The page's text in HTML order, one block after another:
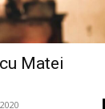
Matei